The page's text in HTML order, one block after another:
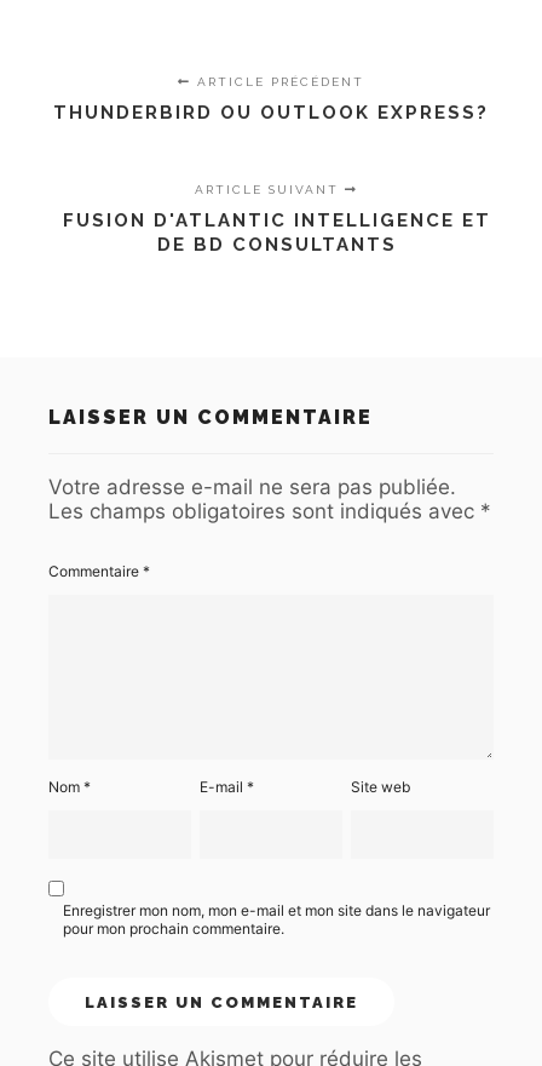
ARTICLE PRÉCÉDENT
THUNDERBIRD OU OUTLOOK EXPRESS?
ARTICLE SUIVANT
FUSION D'ATLANTIC INTELLIGENCE ET
DE BD CONSULTANTS
LAISSER UN COMMENTAIRE
Votre adresse e-mail ne sera pas publiée.
Les champs obligatoires sont indiqués avec *
Commentaire *
Nom * E-mail* Site web
Enregistrer mon nom, mon e-mail et mon site dans le navigateur
pour mon prochain commentaire.
Ce site utilise Akismet pour réduire les